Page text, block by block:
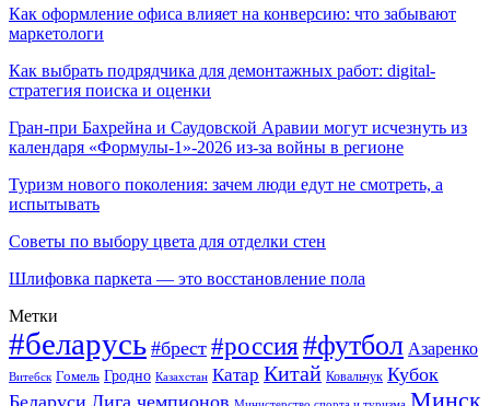
Как оформление офиса влияет на конверсию: что забывают
маркетологи
Как выбрать подрядчика для демонтажных работ: digital-
стратегия поиска и оценки
Гран-при Бахрейна и Саудовской Аравии могут исчезнуть из
календаря «Формулы-1»-2026 из-за войны в регионе
Туризм нового поколения: зачем люди едут не смотреть, а
испытывать
Советы по выбору цвета для отделки стен
Шлифовка паркета — это восстановление пола
Метки
#беларусь #брест #россия#футбол Азаренко
Витебск Гомель Гродно Казахстан Катар Китай Ковальчук Кубок
Беларуси Лига чемпионов Минск